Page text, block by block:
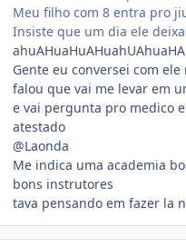
Meu filho com 8 entra pro
Insiste que um dia ele
Gente eu conversei com
falou que vai me levar em
e vai pergunta pro medico
atestado
@Laonda
Me indica uma academia
bons instrutores
tava pensando em fazer la